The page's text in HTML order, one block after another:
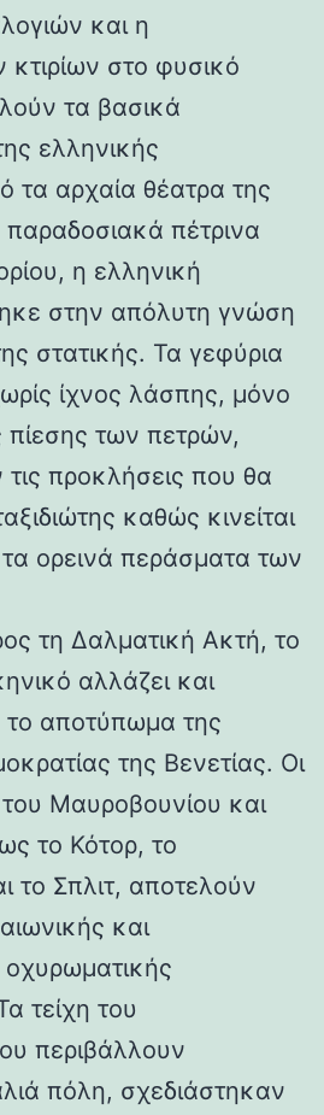
και η
στο φυσικό
τα βασικά
ελληνικής
τα αρχαία θέατρα της
παραδοσιακά πέτρινα
η ελληνική
στην απόλυτη γνώση
στατικής. Τα γεφύρια
ίχνος λάσπης, μόνο
πίεσης των πετρών,
προκλήσεις που θα
καθώς κινείται
ορεινά περάσματα των
τη Δαλματική Ακτή, το
αλλάζει και
το αποτύπωμα της
της Βενετίας. Οι
του Μαυροβουνίου και
το Κότορ, το
το Σπλιτ, αποτελούν
και
τείχη του
περιβάλλουν
πόλη, σχεδιάστηκαν